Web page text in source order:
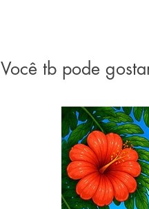
Você tb pode